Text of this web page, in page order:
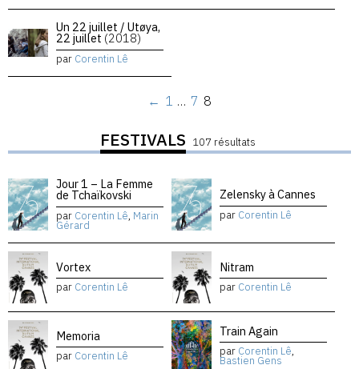
Un 22 juillet / Utøya,
22 juillet (2018)
par Corentin Lê
← 1 … 7 8
FESTIVALS 107 résultats
Jour 1 – La Femme
de Tchaïkovski
par Corentin Lê, Marin
Gérard
Zelensky à Cannes
par Corentin Lê
Vortex
par Corentin Lê
Nitram
par Corentin Lê
Memoria
par Corentin Lê
Train Again
par Corentin Lê,
Bastien Gens